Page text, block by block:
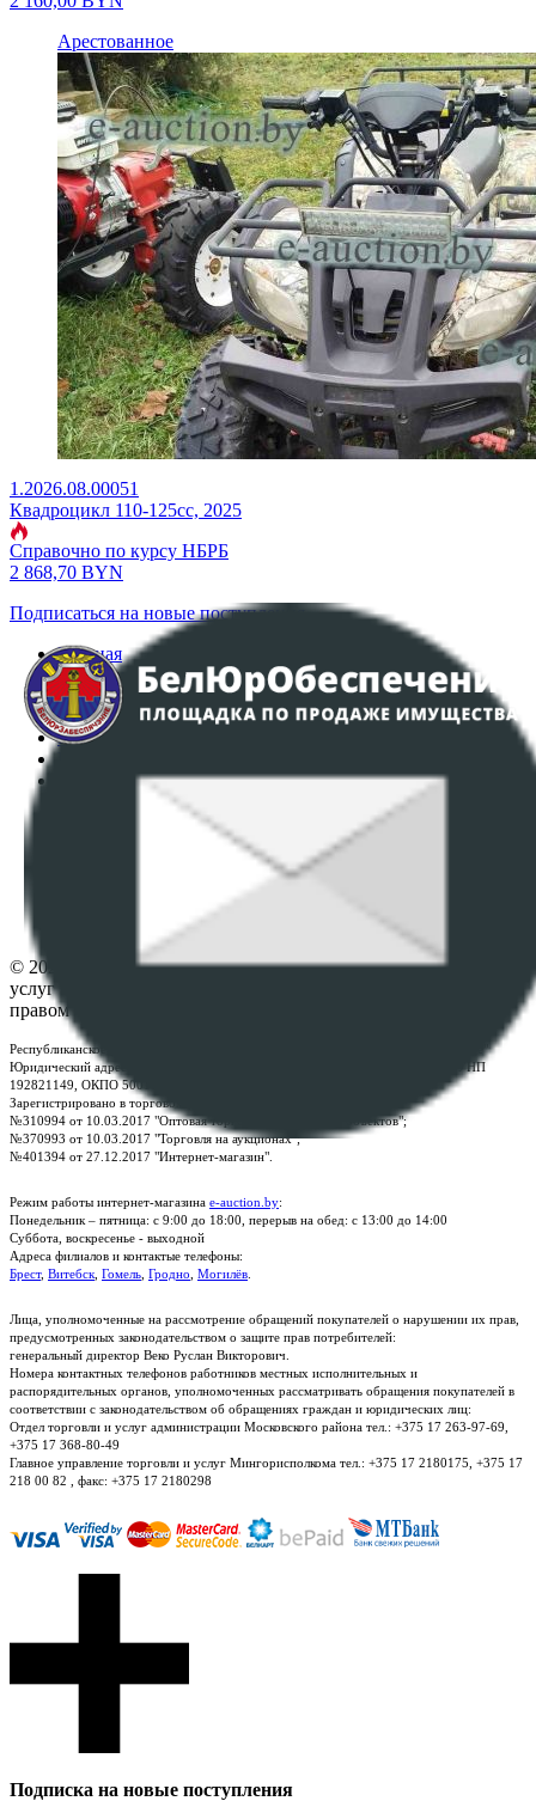
Арестованное
1.2026.08.00051
Квадроцикл 110-125сс, 2025
Справочно по курсу НБРБ
2 868,70 BYN
Подписаться на новые поступления
Главная
Аукционы
Интернет-магазин
Регламент организации и проведения торгов
Политика в отношении обработки персональных
ПОЛОЖЕНИЕ О ПОЛИТИКЕ ОБРАБОТКИ COOKIE-
Настройки cookie-файлов
© 2026 Республиканское унитарное предприятие по оказанию
услуг "БелЮрОбеспечение" - Все права защищены авторским
правом
Республиканское унитарное предприятие по оказанию услуг "БелЮрОбеспечение"
Юридический адрес: г. Минск, пр-т. Дзержинского, 1Б, e-mail:
, УНП
192821149, ОКПО 500111895000
Зарегистрировано в торговом реестре Республики Беларусь:
№310994 от 10.03.2017 "Оптовая торговля без торговых объектов";
№370993 от 10.03.2017 "Торговля на аукционах";
№401394 от 27.12.2017 "Интернет-магазин".
Режим работы интернет-магазина e-auction.by:
Понедельник – пятница: с 9:00 до 18:00, перерыв на обед: с 13:00 до 14:00
Суббота, воскресенье - выходной
Адреса филиалов и контактые телефоны:
Брест, Витебск Гомель Гродно Могилёв
Лица, уполномоченные на рассмотрение обращений покупателей о нарушении их прав,
предусмотренных законодательством о защите прав потребителей:
генеральный директор Веко Руслан Викторович.
Номера контактных телефонов работников местных исполнительных и
распорядительных органов, уполномоченных рассматривать обращения покупателей в
соответствии с законодательством об обращениях граждан и юридических лиц:
Отдел торговли и услуг администрации Московского района тел.: +375 17 263-97-69,
+375 17 368-80-49
Главное управление торговли и услуг Мингорисполкома тел.: +375 17 2180175, +375 17
218 00 82 , факс: +375 17 2180298
Подписка на новые поступления